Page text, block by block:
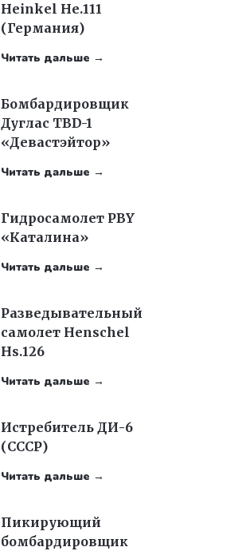
Heinkel He.111
(Германия)
Читать дальше →
Бомбардировщик
Дуглас TBD-1
«Девастэйтор»
Читать дальше →
Гидросамолет PBY
«Каталина»
Читать дальше →
Разведывательный
самолет Henschel
Hs.126
Читать дальше →
Истребитель ДИ-6
(СССР)
Читать дальше →
Пикирующий
бомбардировщик